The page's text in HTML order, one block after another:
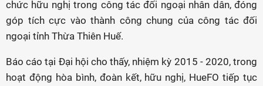
chức hữu nghị trong công tác đối ngoại nhân dân, đóng
góp tích cực vào thành công chung của công tác đối
ngoại tỉnh Thừa Thiên Huế.
Báo cáo tại Đại hội cho thấy, nhiệm kỳ 2015 - 2020, trong
hoạt động hòa bình, đoàn kết, hữu nghị, HueFO tiếp tục